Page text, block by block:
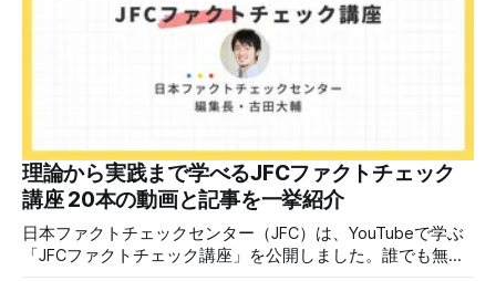
ファクトチェックセンター（JFC）による講師養成講座で
す。 講師養成講座（オンラインで90分）を受講いただいた
後、修了課題を提出された方には、教室や職場などで利用可
能な教材の提... powered by Peatix : More than a
す。 受講生には教材を提供 デマや不確かな情報が蔓延する
中で、自衛策が求められています。「気をつけて」というだ
けでは、対策になりません。最初から騙されたい人はいませ
ん。誰だって気をつけているのに、誤った情
理論から実践まで学べるJFCファクトチェック
講座 20本の動画と記事を一挙紹介
日本ファクトチェックセンター（JFC）は、YouTubeで学ぶ
「JFCファクトチェック講座」を公開しました。誰でも無料